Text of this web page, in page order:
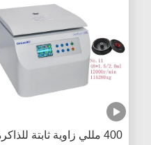
400 مللي زاوية ثابتة للذاكرة